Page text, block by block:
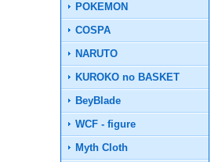
POKEMON
COSPA
NARUTO
KUROKO no BASKET
BeyBlade
WCF - figure
Myth Cloth